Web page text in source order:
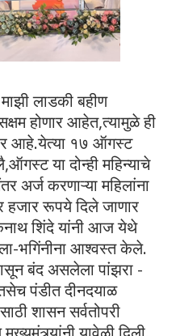
लाडकी बहीण
होणार आहेत,त्यामुळे ही
आहे.येत्या १७ ऑगस्ट
या दोन्ही महिन्याचे
अर्ज करणाऱ्या महिलांना
हजार रूपये दिले जाणार
शिंदे यांनी आज येथे
भगिंनीना आश्वस्त केले.
बंद असलेला पांझरा -
पंडीत दीनदयाळ
शासन सर्वतोपरी